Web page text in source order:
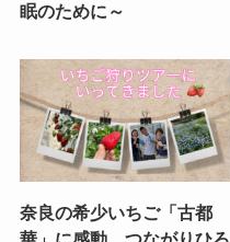
眠のために～
奈良の希少いちご「古都